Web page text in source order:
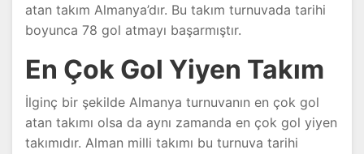
atan takım Almanya’dır. Bu takım turnuvada tarihi
boyunca 78 gol atmayı başarmıştır.
En Çok Gol Yiyen Takım
İlginç bir şekilde Almanya turnuvanın en çok gol
atan takımı olsa da aynı zamanda en çok gol yiyen
takımıdır. Alman milli takımı bu turnuva tarihi